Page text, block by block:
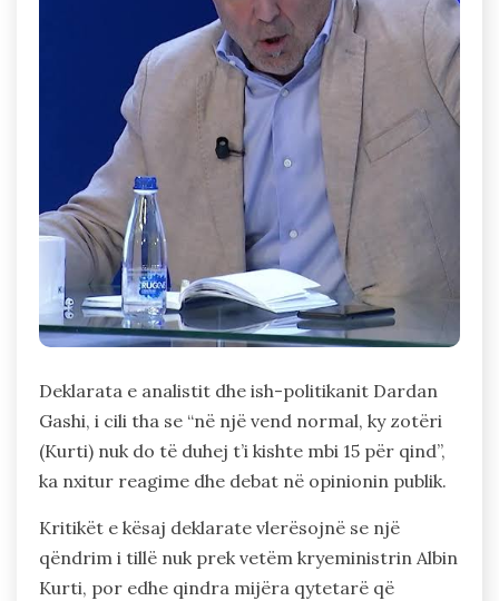
Deklarata e analistit dhe ish-politikanit Dardan
Gashi, i cili tha se “në një vend normal, ky zotëri
(Kurti) nuk do të duhej t’i kishte mbi 15 për qind”,
ka nxitur reagime dhe debat në opinionin publik.
Kritikët e kësaj deklarate vlerësojnë se një
qëndrim i tillë nuk prek vetëm kryeministrin Albin
Kurti, por edhe qindra mijëra qytetarë që